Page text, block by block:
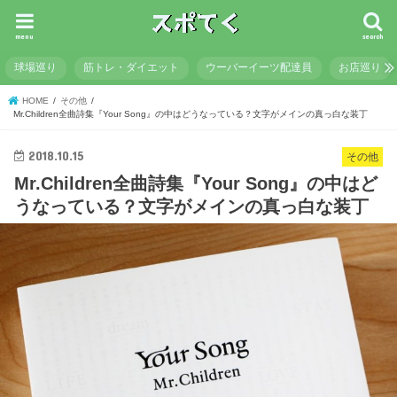
search
menu
球場巡り 筋トレ・ダイエット ウーバーイーツ配達員 お店巡り
HOME
その他
Mr.Children全曲詩集『Your Song』の中はどうなっている？文字がメインの真っ白な装丁
その他
2018.10.15
Mr.Children全曲詩集『Your Song』の中はど
うなっている？文字がメインの真っ白な装丁